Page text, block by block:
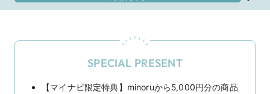
SPECIAL PRESENT
【マイナビ限定特典】minoruから5,000円分の商品